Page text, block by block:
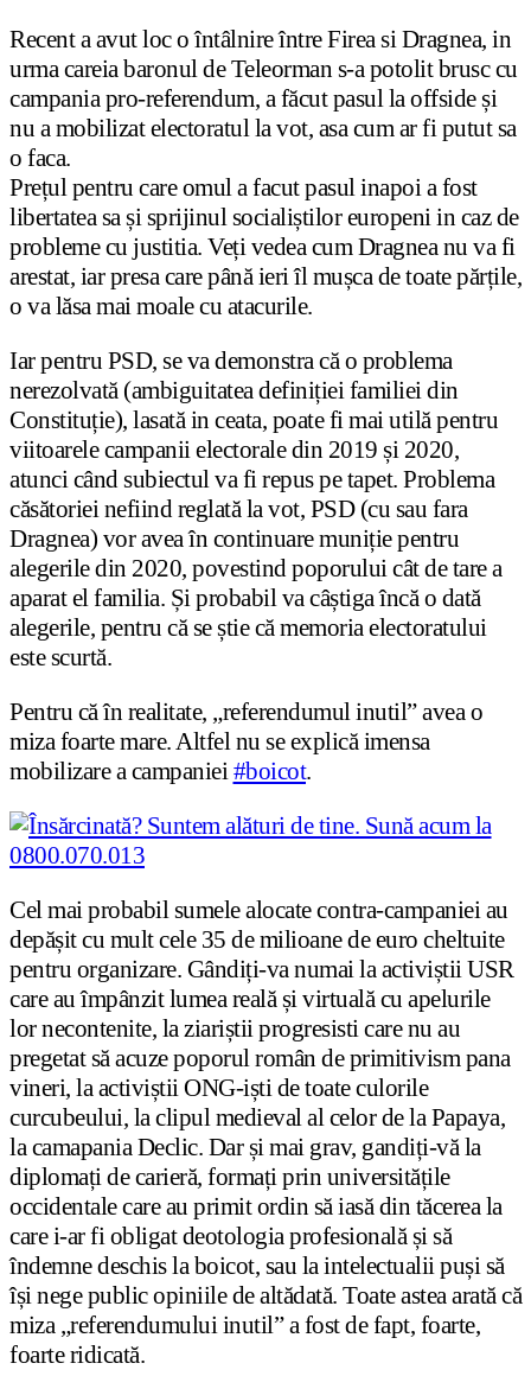
Recent a avut loc o întâlnire între Firea si Dragnea, in
urma careia baronul de Teleorman s-a potolit brusc cu
campania pro-referendum, a făcut pasul la offside și
nu a mobilizat electoratul la vot, asa cum ar fi putut sa
o faca.
Prețul pentru care omul a facut pasul inapoi a fost
libertatea sa și sprijinul socialiștilor europeni in caz de
probleme cu justitia. Veți vedea cum Dragnea nu va fi
arestat, iar presa care până ieri îl mușca de toate părțile,
o va lăsa mai moale cu atacurile.
Iar pentru PSD, se va demonstra că o problema
nerezolvată (ambiguitatea definiției familiei din
Constituție), lasată in ceata, poate fi mai utilă pentru
viitoarele campanii electorale din 2019 și 2020,
atunci când subiectul va fi repus pe tapet. Problema
căsătoriei nefiind reglată la vot, PSD (cu sau fara
Dragnea) vor avea în continuare muniție pentru
alegerile din 2020, povestind poporului cât de tare a
aparat el familia. Și probabil va câștiga încă o dată
alegerile, pentru că se știe că memoria electoratului
este scurtă.
Pentru că în realitate, „referendumul inutil” avea o
miza foarte mare. Altfel nu se explică imensa
mobilizare a campaniei #boicot.
Cel mai probabil sumele alocate contra-campaniei au
depășit cu mult cele 35 de milioane de euro cheltuite
pentru organizare. Gândiți-va numai la activiștii USR
care au împânzit lumea reală și virtuală cu apelurile
lor necontenite, la ziariștii progresisti care nu au
pregetat să acuze poporul român de primitivism pana
vineri, la activiștii ONG-iști de toate culorile
curcubeului, la clipul medieval al celor de la Papaya,
la camapania Declic. Dar și mai grav, gandiți-vă la
diplomați de carieră, formați prin universitățile
occidentale care au primit ordin să iasă din tăcerea la
care i-ar fi obligat deotologia profesională și să
îndemne deschis la boicot, sau la intelectualii puși să
își nege public opiniile de altădată. Toate astea arată că
miza „referendumului inutil” a fost de fapt, foarte,
foarte ridicată.